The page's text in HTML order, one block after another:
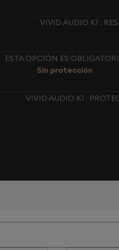
VIVID AUDIO K1 :
ESTA OPCIÓN ES
Sin protección
VIVID AUDIO K1 :